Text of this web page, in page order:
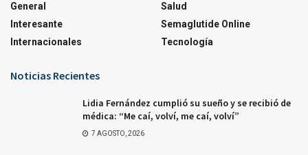
General
Interesante
Internacionales
Salud
Semaglutide Online
Tecnología
Noticias Recientes
Lidia Fernández cumplió su sueño y se recibió de
médica: “Me caí, volví, me caí, volví”
7 AGOSTO, 2026